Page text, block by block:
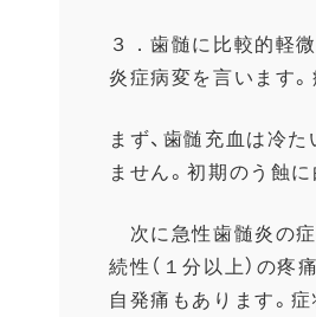
３．歯髄に比較的軽
炎症病変を言います。
まず、歯髄充血は冷
ません。初期のう蝕に
次に急性歯髄炎の症
続性（ １分以上）の疼
自発痛もあります。